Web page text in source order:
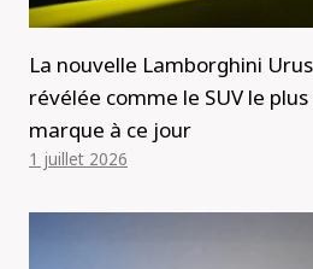
La nouvelle Lamborghini
révélée comme le SUV le
marque à ce jour
1 juillet 2026